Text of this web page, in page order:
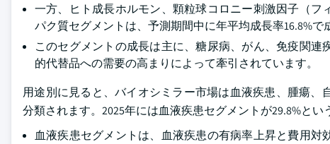
一方、ヒト成長ホルモン、顆粒球コロニー刺激因子（
パク質セグメントは、予測期間中に年平均成長率16.8%で
このセグメントの成長は主に、糖尿病、がん、免疫関
的代替品への需要の高まりによって牽引されています。
用途別に見ると、バイオシミラー市場は血液疾患、腫瘍
分類されます。2025年には血液疾患セグメントが29.8%とい
血液疾患セグメントは、血液疾患の有病率上昇と費用